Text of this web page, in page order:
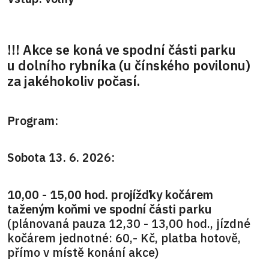
!!! Akce se koná ve spodní části parku
u dolního rybníka (u čínského povilonu)
za jakéhokoliv počasí.
Program:
Sobota 13. 6. 2026:
10,00 - 15,00 hod. projížďky kočárem
taženým koňmi ve spodní části parku
(plánovaná pauza 12,30 - 13,00 hod., jízdné
kočárem jednotné: 60,- Kč, platba hotově,
přímo v místě konání akce)